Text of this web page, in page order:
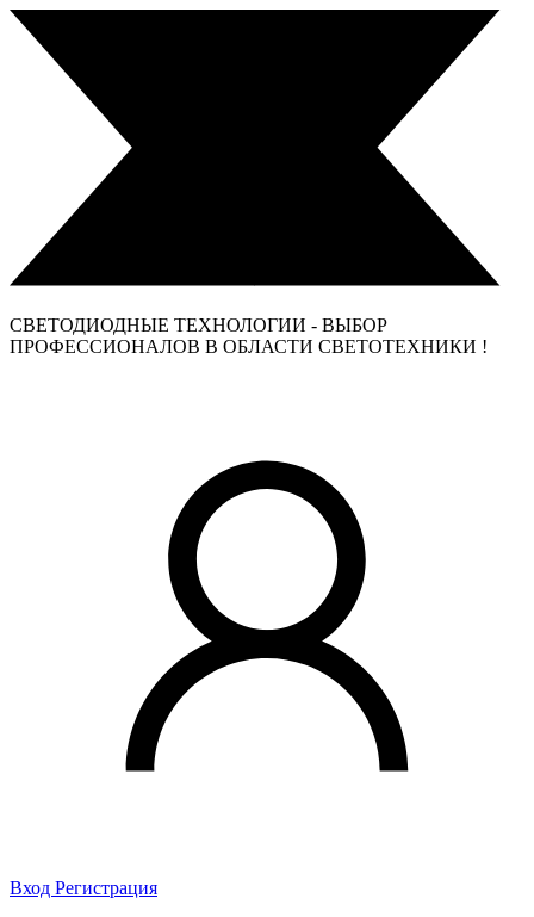
СВЕТОДИОДНЫЕ ТЕХНОЛОГИИ - ВЫБОР
ПРОФЕССИОНАЛОВ В ОБЛАСТИ СВЕТОТЕХНИКИ !
Вход Регистрация